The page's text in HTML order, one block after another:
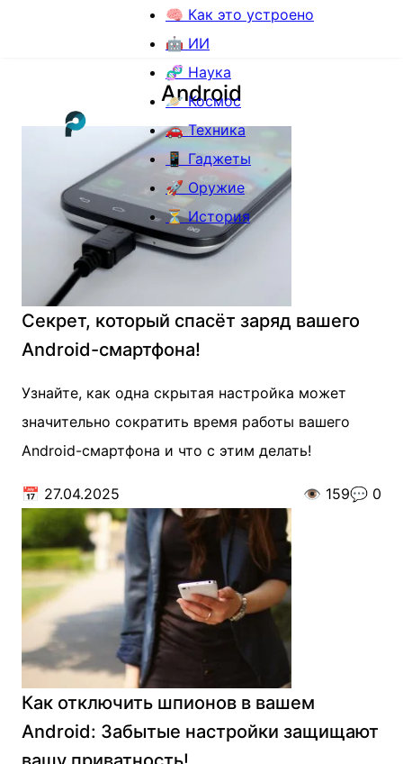
🧠 Как это устроено
🤖 ИИ
🧬 Наука
🪐 Космос
🚗 Техника
📱 Гаджеты
🚀 Оружие
⏳ История
Android
Секрет, который спасёт заряд вашего
Android-смартфона!
Узнайте, как одна скрытая настройка может
значительно сократить время работы вашего
Android-смартфона и что с этим делать!
📅 27.04.2025 👁️ 159💬 0
Как отключить шпионов в вашем
Android: Забытые настройки защищают